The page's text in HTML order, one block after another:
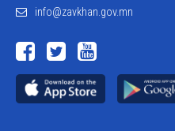
info@zavkhan.gov.mn